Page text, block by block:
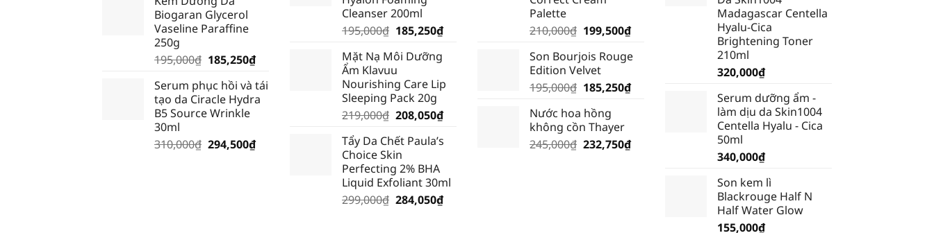
là:
30,000₫.là:
28,500₫.
Biogaran Glycerol
Vaseline Paraffine
250g
195,000₫ Giá
là:
195,000₫.
185,250₫Giá
tại
là:
Serum phục hồi và tái
tạo da Ciracle Hydra
B5 Source Wrinkle
30ml
310,000₫ Giá
294,500₫Giá
Cleanser 200ml
195,000₫ Giá
là:
195,000₫.
185,250₫Giá
185,250₫.
Mặt Nạ Môi Dưỡng
Ẩm Klavuu
Nourishing Care Lip
Sleeping Pack 20g
219,000₫ Giá
là:
219,000₫.
208,050₫Giá
tại
Tẩy Da Chết Paula’s
Choice Skin
Perfecting 2% BHA
Liquid Exfoliant 30ml
299,000₫ Giá
284,050₫Giá
Palette
210,000₫ Giá
là:
210,000₫.
199,500₫Giá
tại
199,500₫.
Son Bourjois Rouge
Edition Velvet
195,000₫ Giá
là:
195,000₫.
185,250₫Giá
185,250₫.
Nước hoa hồng
không cồn Thayer
245,000₫ Giá
232,750₫Giá
Madagascar Centella
Hyalu-Cica
Brightening Toner
210ml
320,000₫
Serum dưỡng ẩm -
làm dịu da Skin1004
Centella Hyalu - Cica
50ml
340,000₫
Son kem lì
Blackrouge Half N
Half Water Glow
155,000₫